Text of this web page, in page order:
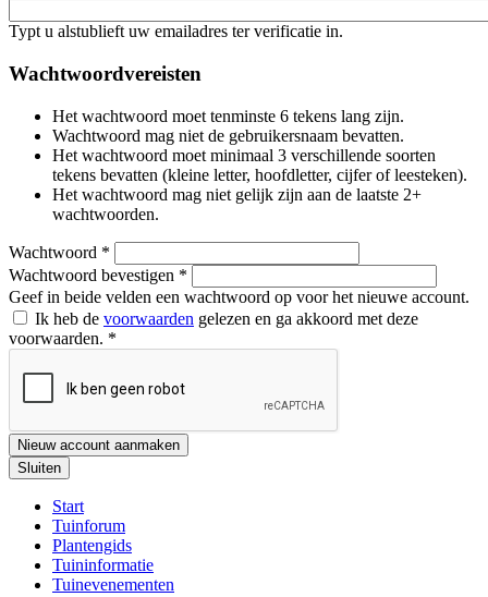
Typt u alstublieft uw emailadres ter verificatie in.
Wachtwoordvereisten
Het wachtwoord moet tenminste 6 tekens lang zijn.
Wachtwoord mag niet de gebruikersnaam bevatten.
Het wachtwoord moet minimaal 3 verschillende soorten
tekens bevatten (kleine letter, hoofdletter, cijfer of leesteken).
Het wachtwoord mag niet gelijk zijn aan de laatste 2+
wachtwoorden.
Wachtwoord *
Wachtwoord bevestigen *
Geef in beide velden een wachtwoord op voor het nieuwe account.
Ik heb de voorwaarden gelezen en ga akkoord met deze
voorwaarden. *
Nieuw account aanmaken
Sluiten
Start
Tuinforum
Plantengids
Tuininformatie
Tuinevenementen